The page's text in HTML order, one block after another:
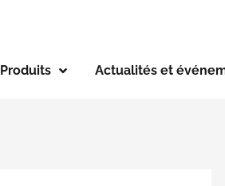
Produits Actualités et